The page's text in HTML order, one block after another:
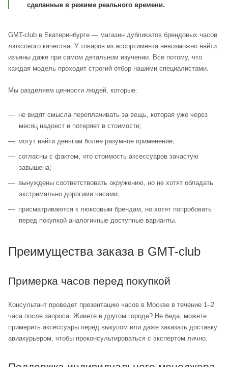
сделанные в режиме реального времени.
GMT-club в Екатеринбурге — магазин дубликатов брендовых часов
люксового качества. У товаров из ассортимента невозможно найти
изъяны даже при самом детальном изучении. Все потому, что
каждая модель проходит строгий отбор нашими специалистами.
Мы разделяем ценности людей, которые:
не видят смысла переплачивать за вещь, которая уже через
месяц надоест и потеряет в стоимости;
могут найти деньгам более разумное применение;
согласны с фактом, что стоимость аксессуаров зачастую
завышена;
вынуждены соответствовать окружению, но не хотят обладать
экстремально дорогими часами;
присматриваются к люксовым брендам, но хотят попробовать
перед покупкой аналогичные доступные варианты.
Преимущества заказа в GMT-club
Примерка часов перед покупкой
Консультант проведет презентацию часов в Москве в течение 1–2
часа после запроса. Живете в другом городе? Не беда, можете
примерить аксессуары перед выкупом или даже заказать доставку
авиакурьером, чтобы проконсультироваться с экспертом лично.